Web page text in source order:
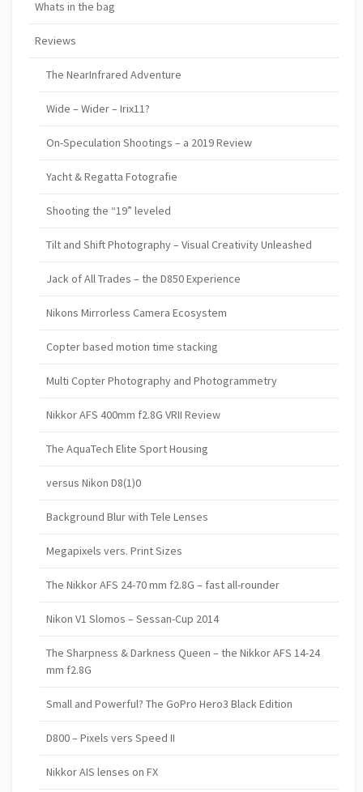
Whats in the bag
Reviews
The NearInfrared Adventure
Wide – Wider – Irix11?
On-Speculation Shootings – a 2019 Review
Yacht & Regatta Fotografie
Shooting the “19” leveled
Tilt and Shift Photography – Visual Creativity Unleashed
Jack of All Trades – the D850 Experience
Nikons Mirrorless Camera Ecosystem
Copter based motion time stacking
Multi Copter Photography and Photogrammetry
Nikkor AFS 400mm f2.8G VRII Review
The AquaTech Elite Sport Housing
versus Nikon D8(1)0
Background Blur with Tele Lenses
Megapixels vers. Print Sizes
The Nikkor AFS 24-70 mm f2.8G – fast all-rounder
Nikon V1 Slomos – Sessan-Cup 2014
The Sharpness & Darkness Queen – the Nikkor AFS 14-24
mm f2.8G
Small and Powerful? The GoPro Hero3 Black Edition
D800 – Pixels vers Speed II
Nikkor AIS lenses on FX